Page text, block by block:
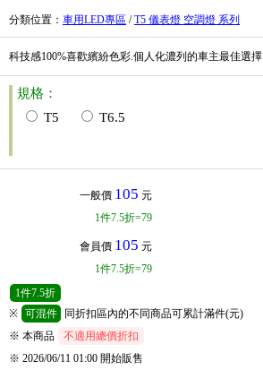
分類位置 ： 車用LED專區 /T5 儀表燈 空調燈 系列
科技感100%喜歡繽紛色彩.個人化濃列的車主最佳選擇
規格：
T5
T6.5
一般價 105 元
1件7.5折=79
會員價 105 元
1件7.5折=79
1件7.5折
※ 可混件
同折扣區內的不同商品可累計滿件(元)
※ 本商品
不適用總價折扣
※ 2026/06/11 01:00 開始販售